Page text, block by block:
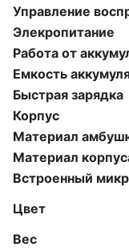
Управление
Элекропитание
Работа от
Емкость
Быстрая зарядка
Корпус
Материал
Материал
Встроенный
Цвет
Вес